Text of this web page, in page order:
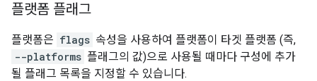
플랫폼 플래그
플랫폼은 flags 속성을 사용하여 플랫폼이 타겟 플랫폼 (즉,
--platforms 플래그의 값)으로 사용될 때마다 구성에 추가
될 플래그 목록을 지정할 수 있습니다.